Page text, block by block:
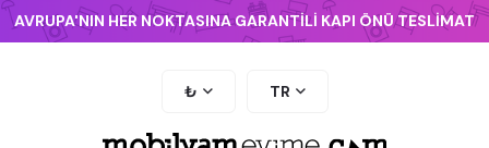
AVRUPA'NIN HER NOKTASINA GARANTİLİ KAPI ÖNÜ TESLİMAT
₺ TR